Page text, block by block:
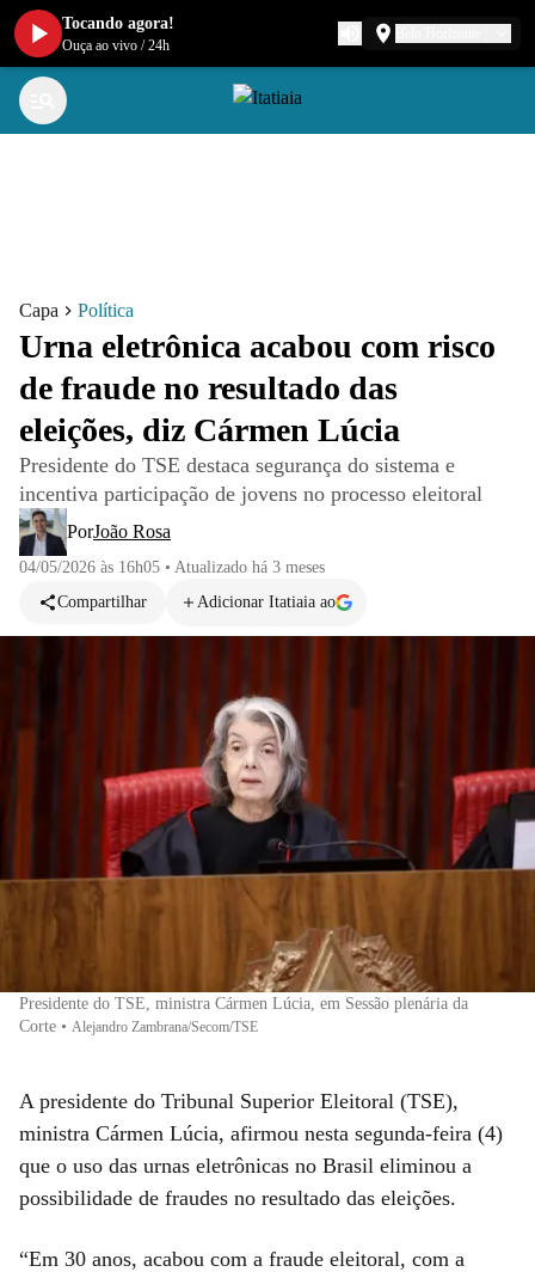
Capa Política
Urna eletrônica acabou com risco
de fraude no resultado das
eleições, diz Cármen Lúcia
Presidente do TSE destaca segurança do sistema e
incentiva participação de jovens no processo eleitoral
PorJoão Rosa
04/05/2026 às 16h05 • Atualizado há 3 meses
Compartilhar
Adicionar Itatiaia ao
Presidente do TSE, ministra Cármen Lúcia, em Sessão plenária da
Corte • Alejandro Zambrana/Secom/TSE
A presidente do Tribunal Superior Eleitoral (TSE),
ministra Cármen Lúcia, afirmou nesta segunda-feira (4)
que o uso das urnas eletrônicas no Brasil eliminou a
possibilidade de fraudes no resultado das eleições.
“Em 30 anos, acabou com a fraude eleitoral, com a
Tocando agora!
Ouça ao vivo /24h